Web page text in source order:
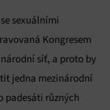
sexuálními
Kongresem
síť, a proto by
jedna mezinárodní
padesáti různých